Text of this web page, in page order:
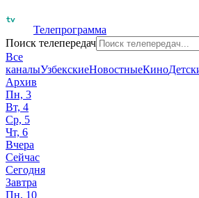
Телепрограмма
Поиск телепередач
Все
каналыУзбекскиеНовостныеКино
Архив
Пн, 3
Вт, 4
Ср, 5
Чт, 6
Вчера
Сейчас
Сегодня
Завтра
Пн, 10